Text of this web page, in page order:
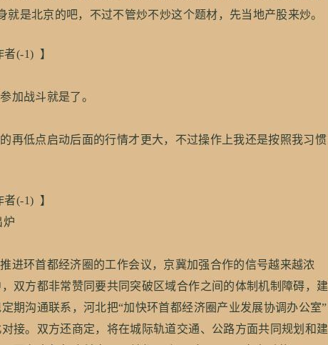
是北京的吧，不过不管炒不炒这个题材，先当地产股来炒。
者(-1) 】
战斗就是了。
低点启动后面的行情才更大，不过操作上我还是按照我习惯
者(-1) 】
环首都经济圈的工作会议，京冀加强合作的信号越来越浓
双方都非常赞同要共同突破区域合作之间的体制机制障碍，建
期沟通联系，河北把“加快环首都经济圈产业发展协调办公室”
接。双方还商定，将在城际轨道交通、公路方面共同规划和建